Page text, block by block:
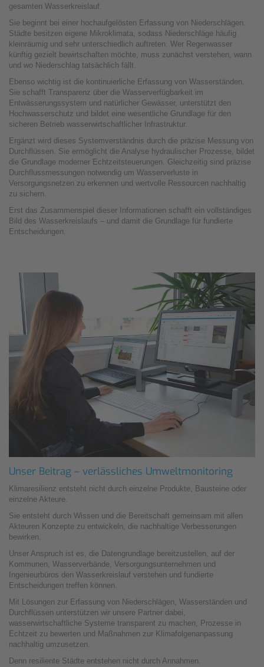
gesamten Wasserkreislauf.
Sie beginnt bei einer hochaufgelösten Erfassung von Niederschlägen.
Städte besitzen eigene Mikroklimata, sodass Niederschläge häufig
kleinräumig und sehr unterschiedlich auftreten. Wer Regenwasser
künftig gezielt bewirtschaften möchte, muss zunächst verstehen, wann
und wo Niederschlag tatsächlich fällt.
Ebenso wichtig ist die kontinuierliche Erfassung von Wasserständen.
Sie schafft Transparenz über die Wasserverfügbarkeit im
Entwässerungssystem und natürlicher Gewässer, unterstützt den
Hochwasserschutz und bildet eine wesentliche Grundlage für den
sicheren Betrieb wasserwirtschaftlicher Infrastruktur.
Ergänzt wird dieses Systemverständnis durch die präzise Messung von
Durchflüssen. Sie ermöglicht die Analyse hydraulischer Prozesse, bildet
die Grundlage moderner Echtzeitsteuerungen. Gleichzeitig sind präzise
Durchflussmessungen notwendig um Wasserverluste in
Versorgungsnetzen zu erkennen und wertvolle Ressourcen nachhaltig
zu sichern.
Erst das Zusammenspiel dieser Informationen schafft ein vollständiges
Bild des Wasserkreislaufs – und damit die Grundlage für fundierte
Entscheidungen.
Unser Beitrag – verlässliches Umweltmonitoring
Klimaresilienz entsteht nicht durch einzelne Produkte, Bausteine oder
einzelne Akteure.
Sie entsteht durch Wissen und die Bereitschaft gemeinsam mit allen
Akteuren Konzepte zu entwickeln, die nachhaltige Verbesserungen
bewirken.
Unser Anspruch ist es, die Datengrundlage bereitzustellen, auf der
Kommunen, Wasserverbände, Versorgungsunternehmen und
Ingenieurbüros den Wasserkreislauf verstehen und fundierte
Entscheidungen treffen können.
Mit Lösungen zur Erfassung von Niederschlägen, Wasserständen und
Durchflüssen unterstützen wir unsere Partner dabei,
wasserwirtschaftliche Systeme transparent zu machen, Prozesse in
Echtzeit zu bewerten und Maßnahmen zur Klimafolgenanpassung
nachhaltig umzusetzen.
Denn resiliente Städte entstehen nicht durch Annahmen.